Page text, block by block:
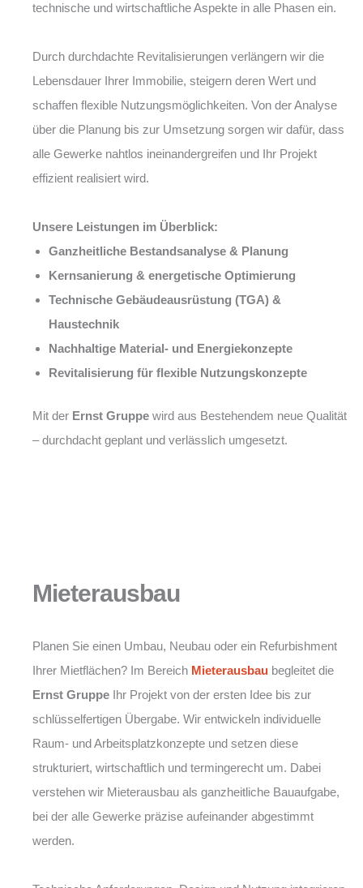
technische und wirtschaftliche Aspekte in alle Phasen ein.
Durch durchdachte Revitalisierungen verlängern wir die
Lebensdauer Ihrer Immobilie, steigern deren Wert und
schaffen flexible Nutzungsmöglichkeiten. Von der Analyse
über die Planung bis zur Umsetzung sorgen wir dafür, dass
alle Gewerke nahtlos ineinandergreifen und Ihr Projekt
effizient realisiert wird.
Unsere Leistungen im Überblick:
Ganzheitliche Bestandsanalyse & Planung
Kernsanierung & energetische Optimierung
Technische Gebäudeausrüstung (TGA) &
Haustechnik
Nachhaltige Material- und Energiekonzepte
Revitalisierung für flexible Nutzungskonzepte
Mit der Ernst Gruppe wird aus Bestehendem neue Qualität
– durchdacht geplant und verlässlich umgesetzt.
Mieterausbau
Planen Sie einen Umbau, Neubau oder ein Refurbishment
Ihrer Mietflächen? Im Bereich Mieterausbau begleitet die
Ernst Gruppe Ihr Projekt von der ersten Idee bis zur
schlüsselfertigen Übergabe. Wir entwickeln individuelle
Raum- und Arbeitsplatzkonzepte und setzen diese
strukturiert, wirtschaftlich und termingerecht um. Dabei
verstehen wir Mieterausbau als ganzheitliche Bauaufgabe,
bei der alle Gewerke präzise aufeinander abgestimmt
werden.